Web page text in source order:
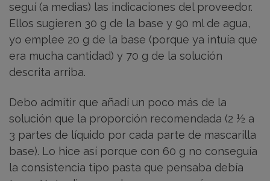
seguí (a medias) las indicaciones del proveedor.
Ellos sugieren 30 g de la base y 90 ml de agua,
yo emplee 20 g de la base (porque ya intuía que
era mucha cantidad) y 70 g de la solución
descrita arriba.
Debo admitir que añadí un poco más de la
solución que la proporción recomendada (2 ½ a
3 partes de líquido por cada parte de mascarilla
base). Lo hice así porque con 60 g no conseguía
la consistencia tipo pasta que pensaba debía